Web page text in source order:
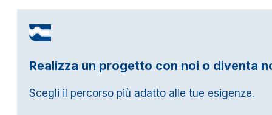
Realizza un progetto con noi o diventa
Scegli il percorso più adatto alle tue esigenze.